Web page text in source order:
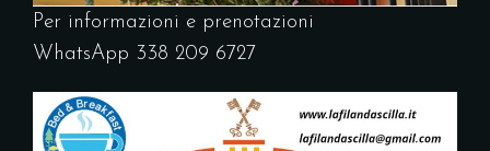
Per informazioni e prenotazioni
WhatsApp 338 209 6727